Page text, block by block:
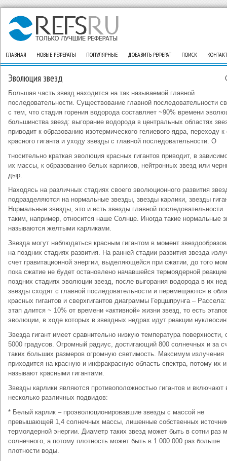
ГЛАВНАЯ НОВЫЕ РЕФЕРАТЫ ПОПУЛЯРНЫЕ ДОБАВИТЬ РЕФЕРАТ ПОИСК
Эволюция звезд
Большая часть звезд находится на так называемой главной
последовательности. Существование главной последовательности
с тем, что стадия горения водорода составляет ~90% времени
большинства звезд: выгорание водорода в центральных областях
приводит к образованию изотермического гелиевого ядра, переходу к
красного гиганта и уходу звезды с главной последовательности. О
тносительно краткая эволюция красных гигантов приводит, в
их массы, к образованию белых карликов, нейтронных звезд или
дыр.
Находясь на различных стадиях своего эволюционного развития
подразделяются на нормальные звезды, звезды карлики, звезды
Нормальные звезды, это и есть звезды главной последовательности.
таким, например, относится наше Солнце. Иногда такие нормальные
называются желтыми карликами.
Звезда могут наблюдаться красным гигантом в момент
на поздних стадиях развития. На ранней стадии развития звезда
счет гравитационной энергии, выделяющейся при сжатии, до того
пока сжатие не будет остановлено начавшейся термоядерной
поздних стадиях эволюции звезд, после выгорания водорода в их
звезды сходят с главной последовательности и перемещаются в
красных гигантов и сверхгигантов диаграммы Герцшпрунга – Рассела:
этап длится ~ 10% от времени «активной» жизни звезд, то есть
эволюции, в ходе которых в звездных недрах идут реакции
Звезда гигант имеет сравнительно низкую температура поверхности,
5000 градусов. Огромный радиус, достигающий 800 солнечных и за
таких больших размеров огромную светимость. Максимум излучения
приходится на красную и инфракрасную область спектра, потому их и
называют красными гигантами.
Звезды карлики являются противоположностью гигантов и включают
несколько различных подвидов:
* Белый карлик – проэволюционировавшие звезды с массой не
превышающей 1,4 солнечных массы, лишенные собственных
термоядерной энергии. Диаметр таких звезд может быть в сотни раз
солнечного, а потому плотность может быть в 1 000 000 раз больше
плотности воды.